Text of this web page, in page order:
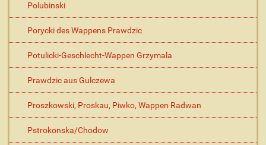
Polubinski
Porycki des Wappens Prawdzic
Potulicki-Geschlecht-Wappen Grzymala
Prawdzic aus Gulczewa
Proszkowski, Proskau, Piwko, Wappen Radwan
Pstrokonska/Chodow